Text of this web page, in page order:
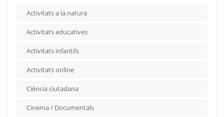
Activitats a la natura
Activitats educatives
Activitats infantils
Activitats online
Ciència ciutadana
Cinema / Documentals